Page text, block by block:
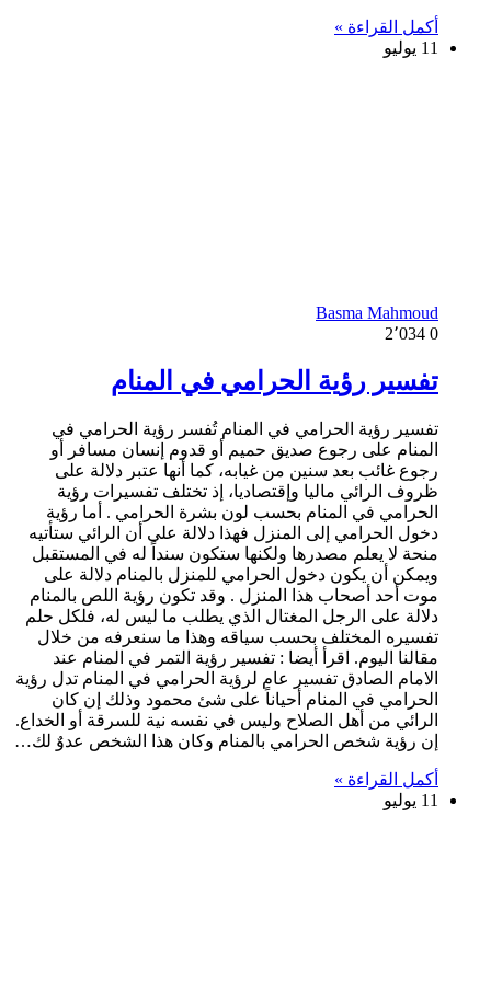
أكمل القراءة »
11 يوليو
Basma Mahmoud
0
تفسير رؤية الحرامي في المنام
تفسير رؤية الحرامي في المنام تُفسر رؤية الحرامي في
المنام على رجوع صديق حميم أو قدوم إنسان مسافر أو
رجوع غائب بعد سنين من غيابه، كما أنها عتبر دلالة على
ظروف الرائي ماليا وإقتصاديا، إذ تختلف تفسيرات رؤية
الحرامي في المنام بحسب لون بشرة الحرامي . أما رؤية
دخول الحرامي إلى المنزل فهذا دلالة على أن الرائي ستأتيه
منحة لا يعلم مصدرها ولكنها ستكون سنداً له في المستقبل
ويمكن أن يكون دخول الحرامي للمنزل بالمنام دلالة على
موت أحد أصحاب هذا المنزل . وقد تكون رؤية اللص بالمنام
دلالة على الرجل المغتال الذي يطلب ما ليس له، فلكل حلم
تفسيره المختلف بحسب سياقه وهذا ما سنعرفه من خلال
مقالنا اليوم. اقرأ أيضا : تفسير رؤية التمر في المنام عند
الامام الصادق تفسير عام لرؤية الحرامي في المنام تدل رؤية
الحرامي في المنام أحياناً على شئ محمود وذلك إن كان
الرائي من أهل الصلاح وليس في نفسه نية للسرقة أو الخداع.
إن رؤية شخص الحرامي بالمنام وكان هذا الشخص عدوٌ لك…
أكمل القراءة »
11 يوليو